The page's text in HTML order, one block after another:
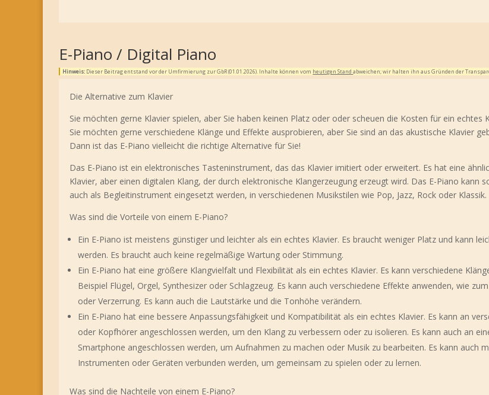
E-Piano / Digital Piano
Hinweis: Dieser Beitrag entstand vor der Umfirmierung zur GbR (01.01.2026). Inhalte können vom heutigen Standabweichen; wir halten ihn aus Gründen der
Die Alternative zum Klavier
Sie möchten gerne Klavier spielen, aber Sie haben keinen Platz oder oder scheuen die Kosten für ein echtes
Sie möchten gerne verschiedene Klänge und Effekte ausprobieren, aber Sie sind an das akustische Klavier
Dann ist das E-Piano vielleicht die richtige Alternative für Sie!
Das E-Piano ist ein elektronisches Tasteninstrument, das das Klavier imitiert oder erweitert. Es hat eine
Klavier, aber einen digitalen Klang, der durch elektronische Klangerzeugung erzeugt wird. Das E-Piano kann
auch als Begleitinstrument eingesetzt werden, in verschiedenen Musikstilen wie Pop, Jazz, Rock oder Klassik.
Was sind die Vorteile von einem E-Piano?
Ein E-Piano ist meistens günstiger und leichter als ein echtes Klavier. Es braucht weniger Platz und kann
werden. Es braucht auch keine regelmäßige Wartung oder Stimmung.
Ein E-Piano hat eine größere Klangvielfalt und Flexibilität als ein echtes Klavier. Es kann verschiedene
Beispiel Flügel, Orgel, Synthesizer oder Schlagzeug. Es kann auch verschiedene Effekte anwenden, wie
oder Verzerrung. Es kann auch die Lautstärke und die Tonhöhe verändern.
Ein E-Piano hat eine bessere Anpassungsfähigkeit und Kompatibilität als ein echtes Klavier. Es kann an
oder Kopfhörer angeschlossen werden, um den Klang zu verbessern oder zu isolieren. Es kann auch an
Smartphone angeschlossen werden, um Aufnahmen zu machen oder Musik zu bearbeiten. Es kann auch
Instrumenten oder Geräten verbunden werden, um gemeinsam zu spielen oder zu lernen.
Was sind die Nachteile von einem E-Piano?